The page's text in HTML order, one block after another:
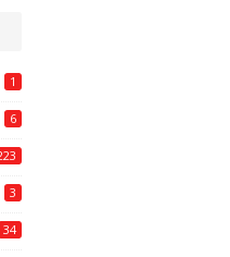
1
6
3
34